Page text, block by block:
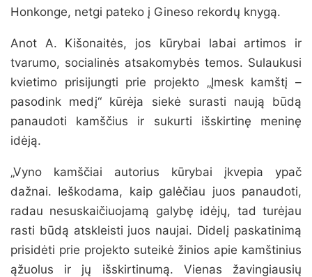
Honkonge, netgi pateko į Gineso rekordų knygą.
Anot A. Kišonaitės, jos kūrybai labai artimos ir
tvarumo, socialinės atsakomybės temos. Sulaukusi
kvietimo prisijungti prie projekto „Įmesk kamštį –
pasodink medį“ kūrėja siekė surasti naują būdą
panaudoti kamščius ir sukurti išskirtinę meninę
idėją.
„Vyno kamščiai autorius kūrybai įkvepia ypač
dažnai. Ieškodama, kaip galėčiau juos panaudoti,
radau nesuskaičiuojamą galybę idėjų, tad turėjau
rasti būdą atskleisti juos naujai. Didelį paskatinimą
prisidėti prie projekto suteikė žinios apie kamštinius
ąžuolus ir jų išskirtinumą. Vienas žavingiausių